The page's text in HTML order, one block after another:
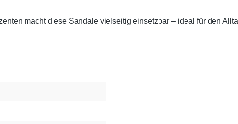
macht diese Sandale vielseitig einsetzbar – ideal für den